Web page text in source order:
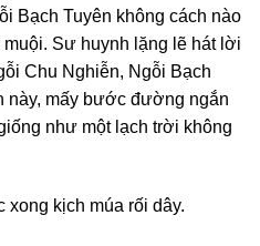
Bạch Tuyên không cách nào
Sư huynh lặng lẽ hát lời
Chu Nghiễn, Ngỗi Bạch
này, mấy bước đường ngắn
như một lạch trời không
xong kịch múa rối dây.